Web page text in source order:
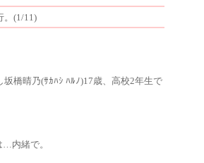
。(1/11)
坂橋晴乃(ｻｶﾊｼ ﾊﾙﾉ)17歳、高校2年生で
…内緒で。